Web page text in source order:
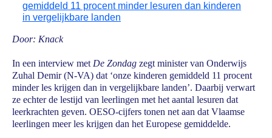
gemiddeld 11 procent minder lesuren dan kinderen
in vergelijkbare landen
Door: Knack
In een interview met De Zondag zegt minister van Onderwijs
Zuhal Demir (N-VA) dat ‘onze kinderen gemiddeld 11 procent
minder les krijgen dan in vergelijkbare landen’. Daarbij verwart
ze echter de lestijd van leerlingen met het aantal lesuren dat
leerkrachten geven. OESO-cijfers tonen net aan dat Vlaamse
leerlingen meer les krijgen dan het Europese gemiddelde.